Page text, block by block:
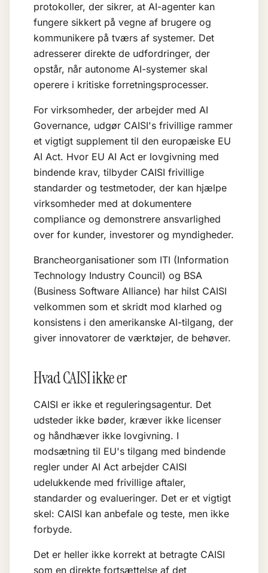
protokoller, der sikrer, at AI-agenter kan
fungere sikkert på vegne af brugere og
kommunikere på tværs af systemer. Det
adresserer direkte de udfordringer, der
opstår, når autonome AI-systemer skal
operere i kritiske forretningsprocesser.
For virksomheder, der arbejder med AI
Governance, udgør CAISI's frivillige rammer
et vigtigt supplement til den europæiske EU
AI Act. Hvor EU AI Act er lovgivning med
bindende krav, tilbyder CAISI frivillige
standarder og testmetoder, der kan hjælpe
virksomheder med at dokumentere
compliance og demonstrere ansvarlighed
over for kunder, investorer og myndigheder.
Brancheorganisationer som ITI (Information
Technology Industry Council) og BSA
(Business Software Alliance) har hilst CAISI
velkommen som et skridt mod klarhed og
konsistens i den amerikanske AI-tilgang, der
giver innovatorer de værktøjer, de behøver.
Hvad CAISI ikke er
CAISI er ikke et reguleringsagentur. Det
udsteder ikke bøder, kræver ikke licenser
og håndhæver ikke lovgivning. I
modsætning til EU's tilgang med bindende
regler under AI Act arbejder CAISI
udelukkende med frivillige aftaler,
standarder og evalueringer. Det er et vigtigt
skel: CAISI kan anbefale og teste, men ikke
forbyde.
Det er heller ikke korrekt at betragte CAISI
som en direkte fortsættelse af det